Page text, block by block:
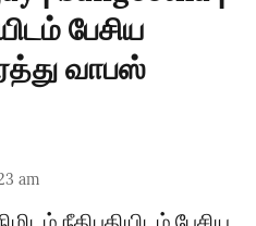
பேசிய
வாபஸ்
am
நீதிபதியிடம் பேசிய